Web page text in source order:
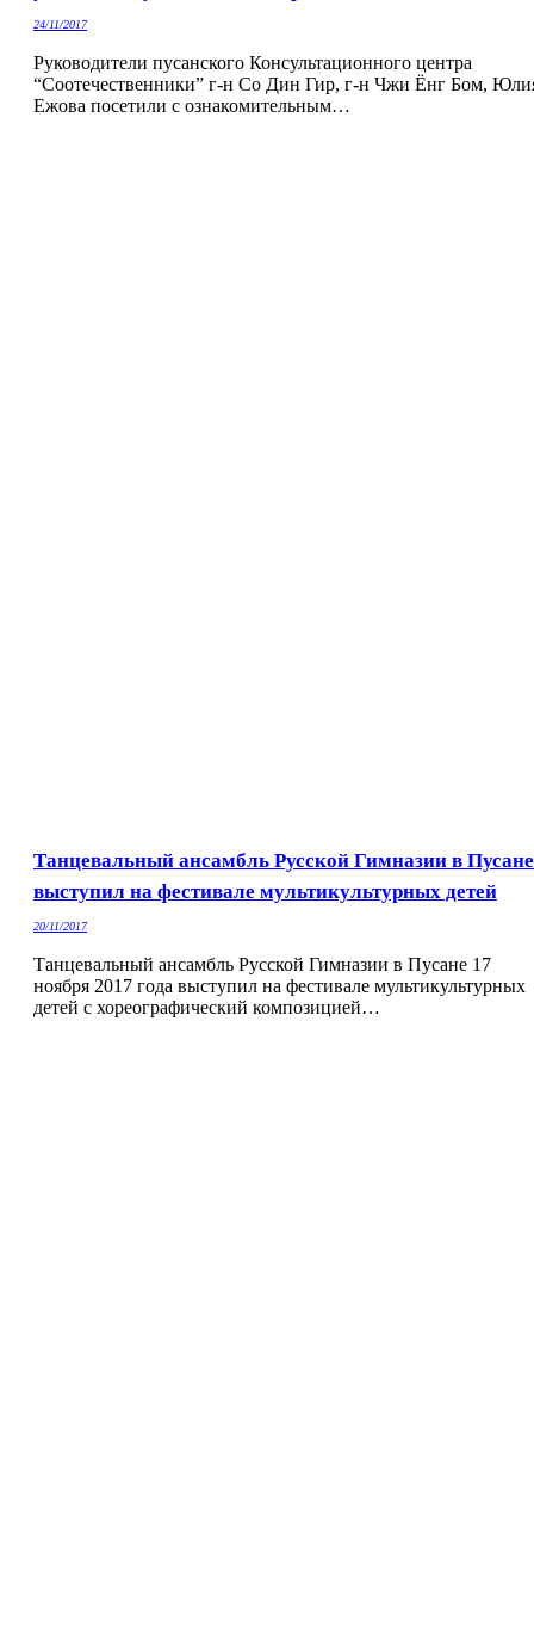
24/11/2017
Руководители пусанского Консультационного центра
“Соотечественники” г-н Со Дин Гир, г-н Чжи Ёнг Бом,
Ежова посетили c ознакомительным…
Танцевальный ансамбль Русской Гимназии в Пусане
выступил на фестивале мультикультурных детей
20/11/2017
Танцевальный ансамбль Русской Гимназии в Пусане 17
ноября 2017 года выступил на фестивале мультикультурных
детей с хореографический композицией…